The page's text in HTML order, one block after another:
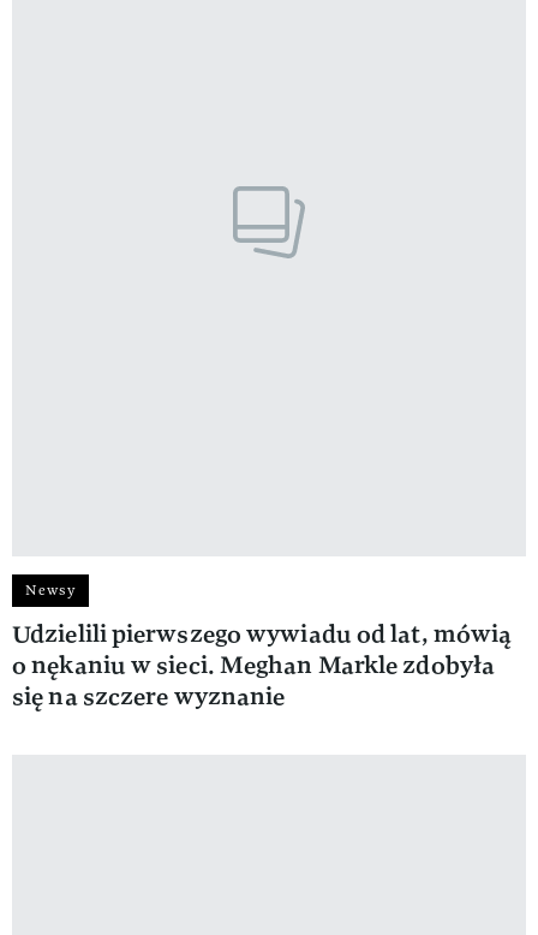
Newsy
Udzielili pierwszego wywiadu od lat, mówią
o nękaniu w sieci. Meghan Markle zdobyła
się na szczere wyznanie